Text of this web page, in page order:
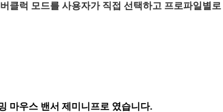
클럭 모드를 사용자가 직접 선택하고 프로파일별
마우스 밴서 제미니프로 였습니다.